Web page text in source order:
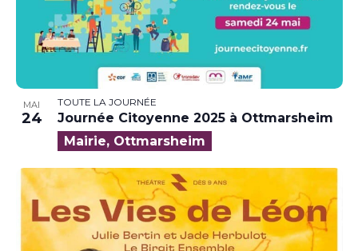
MAI
24
TOUTE LA JOURNÉE
Journée Citoyenne 2025 à Ottmarsheim
Mairie, Ottmarsheim